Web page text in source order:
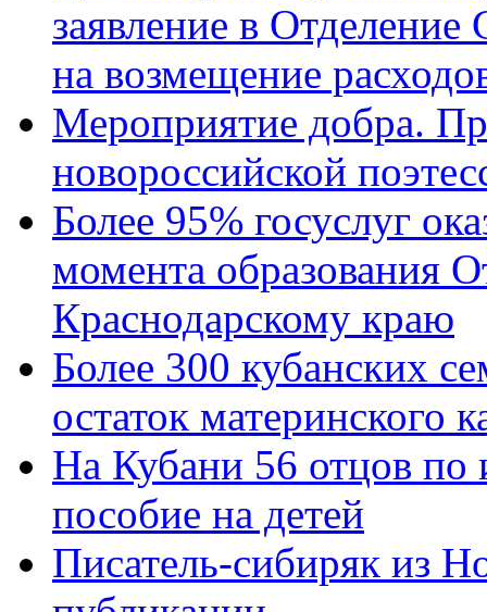
заявление в
на возмещение
Мероприятие добра.
новороссийской
Более 95% госуслуг
момента образования
Краснодарскому краю
Более 300 кубанских
остаток материнского
На Кубани 56 отцов по
пособие на детей
Писатель-сибиряк из